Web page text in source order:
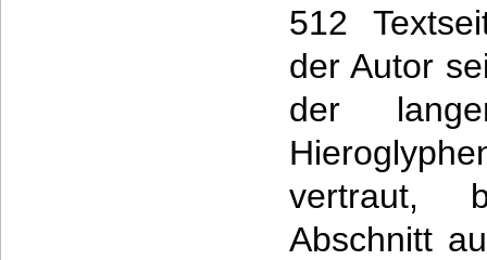
512
der Autor
der
vertraut,
Abschnitt